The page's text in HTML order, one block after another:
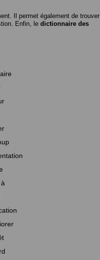
Il permet également de trouver
Enfin, le dictionnaire des